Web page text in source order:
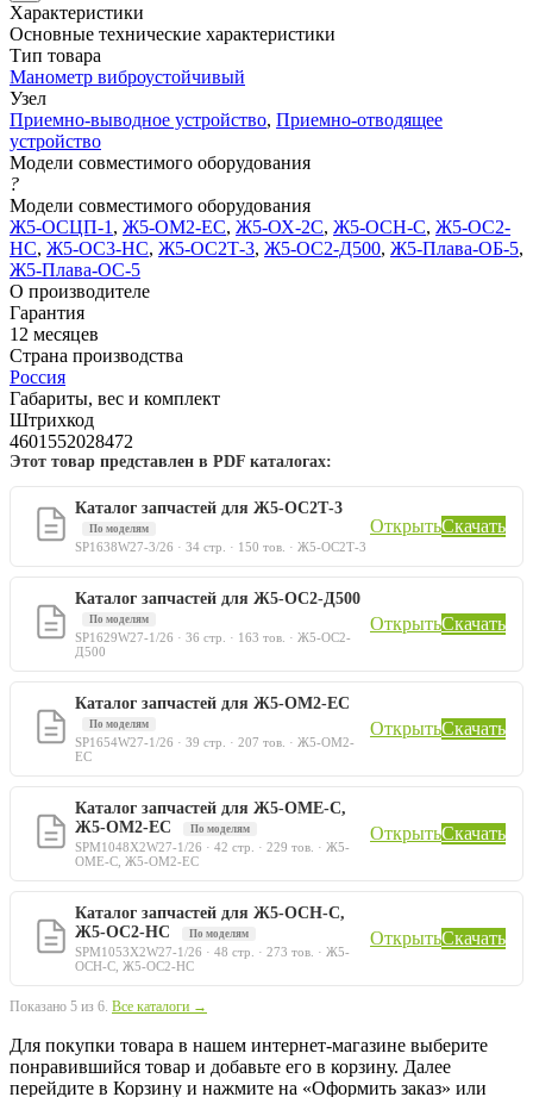
Характеристики
Основные технические характеристики
Тип товара
Манометр виброустойчивый
Узел
Приемно-выводное устройство, Приемно-отводящее
устройство
Модели совместимого оборудования
?
Модели совместимого оборудования
Ж5-ОСЦП-1 , Ж5-ОМ2-ЕС, Ж5-ОХ-2С, Ж5-ОСН-С, Ж5-ОС2-
НС, Ж5-ОС3-НС, Ж5-ОС2Т-3, Ж5-ОС2-Д500, Ж5-Плава-ОБ-5,
Ж5-Плава-ОС-5
О производителе
Гарантия
12 месяцев
Страна производства
Россия
Габариты, вес и комплект
Штрихкод
4601552028472
Этот товар представлен в PDF каталогах:
Каталог запчастей для Ж5-ОС2Т-3
По моделям
SP1638W27-3/26 · 34 стр. · 150 тов. · Ж5-ОС2Т-3
ОткрытьСкачать
Каталог запчастей для Ж5-ОС2-Д500
По моделям
SP1629W27-1/26 · 36 стр. · 163 тов. · Ж5-ОС2-
Д500
ОткрытьСкачать
Каталог запчастей для Ж5-ОМ2-ЕС
По моделям
SP1654W27-1/26 · 39 стр. · 207 тов. · Ж5-ОМ2-
ЕС
ОткрытьСкачать
Каталог запчастей для Ж5-ОМЕ-С,
Ж5-ОМ2-ЕС
По моделям
SPM1048X2W27-1/26 · 42 стр. · 229 тов. · Ж5-
ОМЕ-С, Ж5-ОМ2-ЕС
ОткрытьСкачать
Каталог запчастей для Ж5-ОСН-С,
Ж5-ОС2-НС
По моделям
SPM1053X2W27-1/26 · 48 стр. · 273 тов. · Ж5-
ОСН-С, Ж5-ОС2-НС
ОткрытьСкачать
Показано 5 из 6. Все каталоги →
Для покупки товара в нашем интернет-магазине выберите
понравившийся товар и добавьте его в корзину. Далее
перейдите в Корзину и нажмите на «Оформить заказ» или